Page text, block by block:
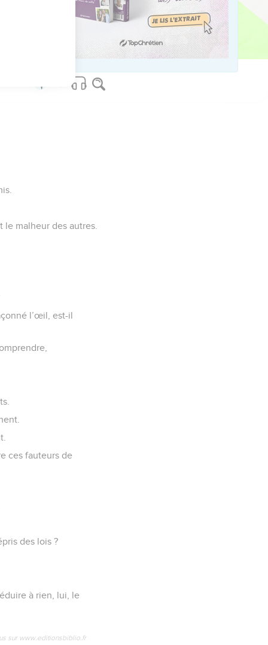
sur www.editionsbiblio.fr
malheur des autres.
l’œil, est-il
ces fauteurs de
des lois ?
à rien, lui, le
sur www.editionsbiblio.fr